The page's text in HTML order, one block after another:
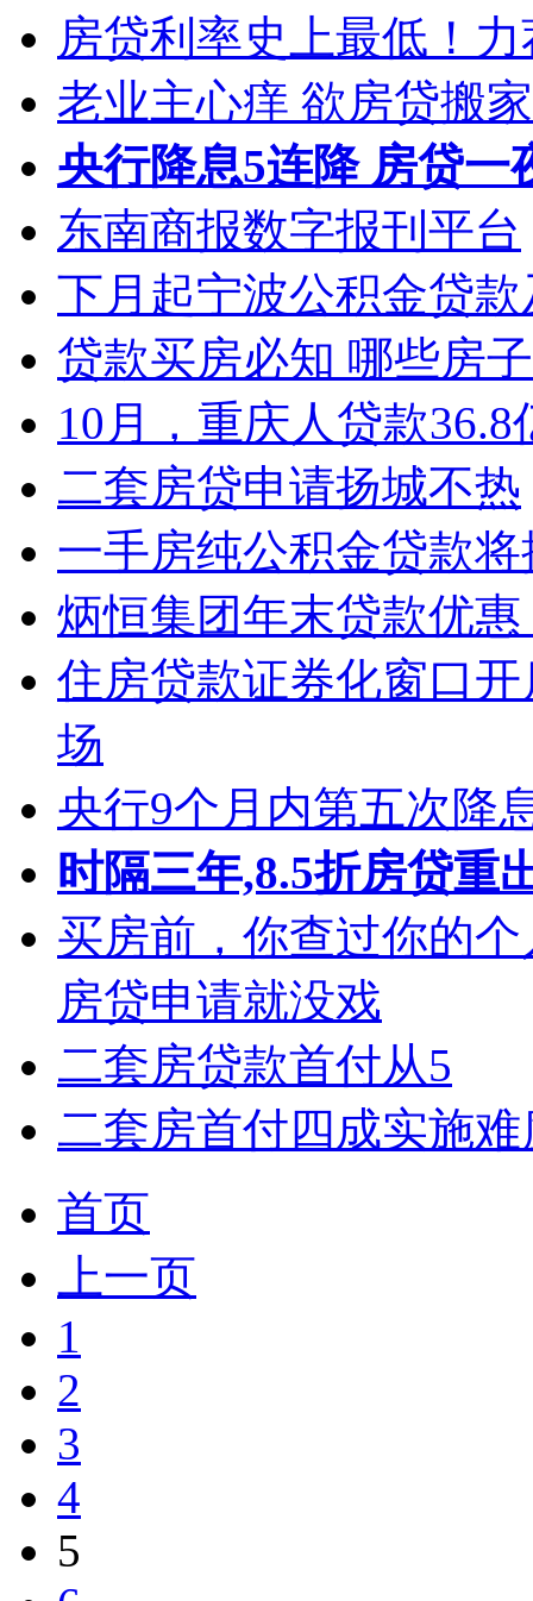
房贷利率史上最低！
老业主心痒 欲房贷搬家
央行降息5连降 房贷一
东南商报数字报刊平台
下月起宁波公积金贷
贷款买房必知 哪些房
10月，重庆人贷款36.8
二套房贷申请扬城不热
一手房纯公积金贷款将
炳恒集团年末贷款优
住房贷款证券化窗口
场
央行9个月内第五次降
时隔三年,8.5折房贷重
买房前，你查过你的
房贷申请就没戏
二套房贷款首付从5
二套房首付四成实施难
首页
上一页
1
2
3
4
5